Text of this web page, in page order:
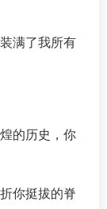
满了我所有
的历史，你
你挺拔的脊